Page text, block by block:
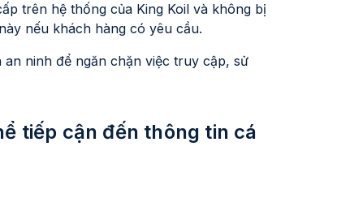
trên hệ thống của King Koil và không bị
nếu khách hàng có yêu cầu.
ninh để ngăn chặn việc truy cập, sử
tiếp cận đến thông tin cá